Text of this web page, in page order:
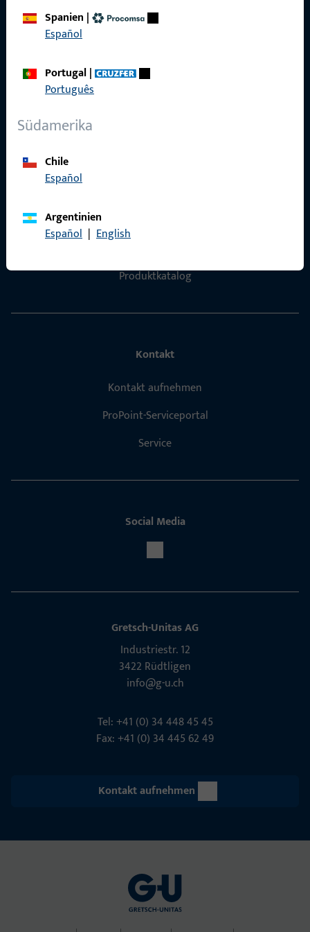
Spanien |
Español
Portugal|
Português
Südamerika
Chile
Español
Argentinien
Español | English
Datenschutz
Produktkatalog
Kontakt
Kontakt aufnehmen
ProPoint-Serviceportal
Service
Social Media
Gretsch-Unitas AG
Indu­s­triestr. 12
3422 Rüdt­ligen
info@g-u.ch
Tel: +41 (0) 34 448 45 45
Fax: +41 (0) 34 445 62 49
Kontakt aufnehmen